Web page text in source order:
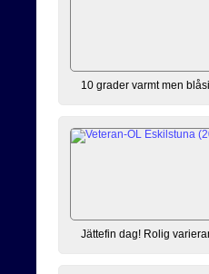
10 grader varmt men
Jättefin dag! Rolig